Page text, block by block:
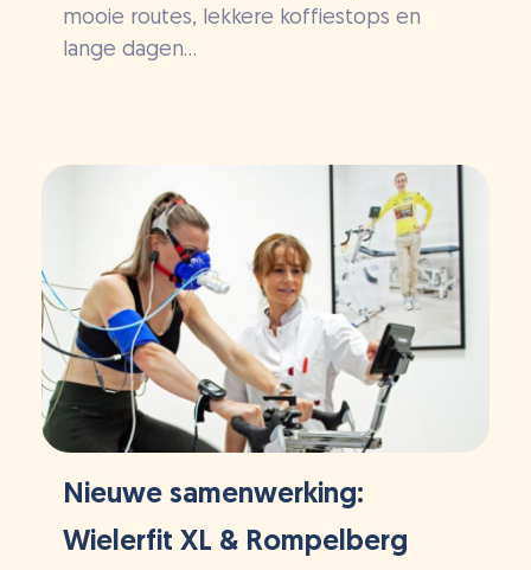
mooie routes, lekkere koffiestops en
lange dagen...
Nieuwe samenwerking:
Wielerfit XL & Rompelberg